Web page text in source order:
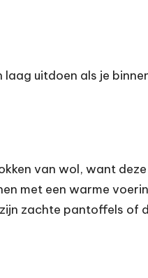
uitdoen als je
van wol, want
met een warme
zachte pantoffels of